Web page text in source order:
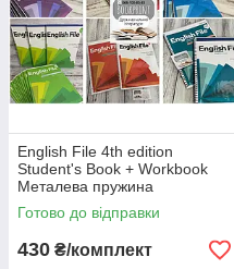
English File 4th edition
Student's Book + Workbook
Металева пружина
Готово до відправки
430 ₴/комплект